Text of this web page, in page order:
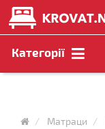
Категорії
Матраци